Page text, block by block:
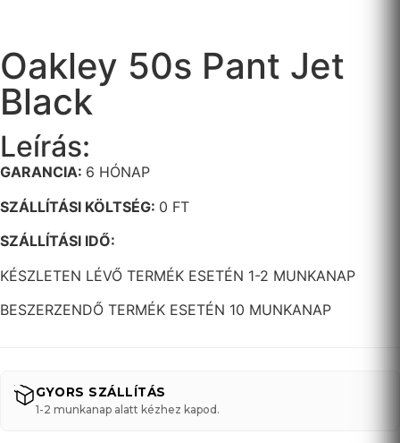
Oakley 50s Pant Jet
Black
Leírás:
GARANCIA: 6 HÓNAP
SZÁLLÍTÁSI KÖLTSÉG: 0 FT
SZÁLLÍTÁSI IDŐ:
KÉSZLETEN LÉVŐ TERMÉK ESETÉN 1-2 MUNKANAP
BESZERZENDŐ TERMÉK ESETÉN 10 MUNKANAP
GYORS SZÁLLÍTÁS
1-2 munkanap alatt kézhez kapod.